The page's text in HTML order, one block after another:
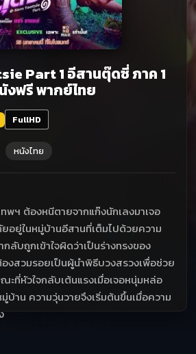
Part 1 อีสานตุ๊ดซี่ ภาค 1
งฟรี พากย์ไทย
FullHD
หนังไทย
พฯ ต้องหนีตายจากแก๊งนักเลงมาเจอ
อยู่ในหมู่บ้านอีสานที่เต็มไปด้วยความ
ลับถูกเข้าใจผิดว่าเป็นร่างทรงของ
องสวมรอยเป็นผู้นำพิธีบวงสรวงเพื่อช่วย
ะที่หัวใจกลับเต้นแรงเมื่อเจอหนุ่มหล่อ
บ้าน ความวุ่นวายจึงเริ่มต้นขึ้นเมื่อความ